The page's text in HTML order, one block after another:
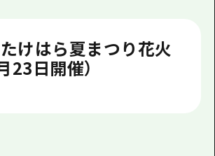
広島県の魅力を動画でご紹介！
くあるご質問
けはら夏まつり花火
23日開催）